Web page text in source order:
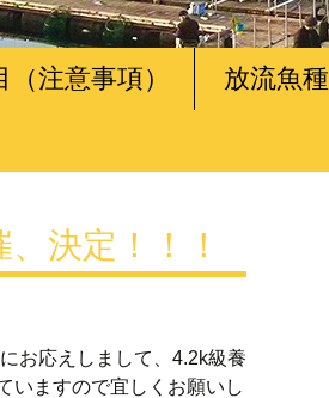
注意事項） 放流魚種
決定！！！
お応えしまして、4.2k級養
いますので宜しくお願いし